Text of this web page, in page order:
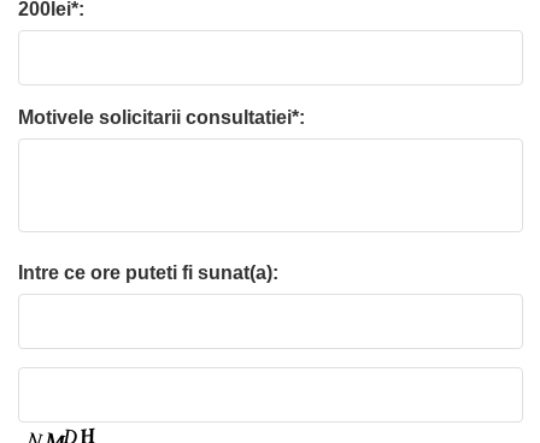
200lei*:
Motivele solicitarii consultatiei*:
Intre ce ore puteti fi sunat(a):